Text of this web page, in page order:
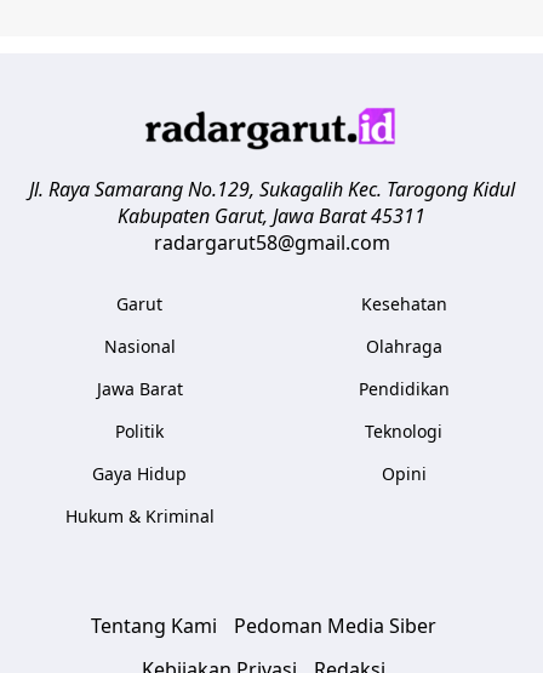
Jl. Raya Samarang No.129, Sukagalih Kec. Tarogong Kidul
Kabupaten Garut, Jawa Barat45311
radargarut58@gmail.com
Garut
Nasional
Jawa Barat
Politik
Gaya Hidup
Hukum & Kriminal
Kesehatan
Olahraga
Pendidikan
Teknologi
Opini
Tentang Kami
Pedoman Media Siber